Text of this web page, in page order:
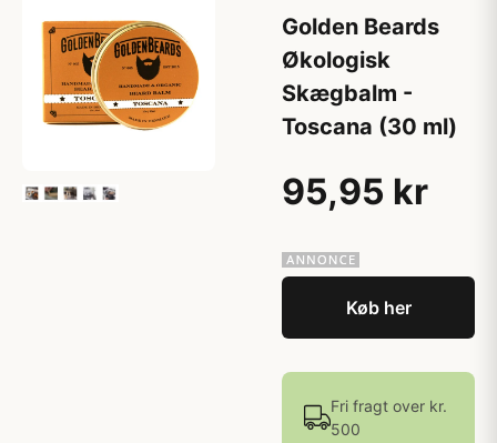
Golden Beards
Økologisk
Skægbalm -
Toscana (30 ml)
95,95 kr
Køb her
Fri fragt over kr.
500